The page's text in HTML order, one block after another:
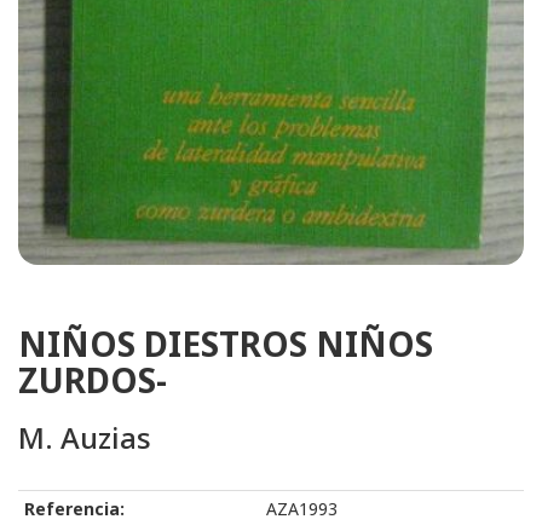
NIÑOS DIESTROS NIÑOS
ZURDOS-
M. Auzias
Referencia: AZA1993